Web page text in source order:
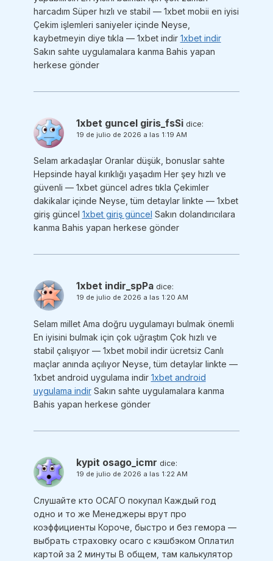
harcadım Süper hızlı ve stabil — 1xbet mobii en iyisi
Çekim işlemleri saniyeler içinde Neyse,
kaybetmeyin diye tıkla — 1xbet indir 1xbet indir
Sakın sahte uygulamalara kanma Bahis yapan
herkese gönder
1xbet guncel giris_fsSi dice:
19 de julio de 2026 a las 1:19 AM
Selam arkadaşlar Oranlar düşük, bonuslar sahte
Hepsinde hayal kırıklığı yaşadım Her şey hızlı ve
güvenli — 1xbet güncel adres tıkla Çekimler
dakikalar içinde Neyse, tüm detaylar linkte — 1xbet
giriş güncel 1xbet giriş güncel Sakın dolandırıcılara
kanma Bahis yapan herkese gönder
1xbet indir_spPa dice:
19 de julio de 2026 a las 1:20 AM
Selam millet Ama doğru uygulamayı bulmak önemli
En iyisini bulmak için çok uğraştım Çok hızlı ve
stabil çalışıyor — 1xbet mobil indir ücretsiz Canlı
maçlar anında açılıyor Neyse, tüm detaylar linkte —
1xbet android uygulama indir 1xbet android
uygulama indirSakın sahte uygulamalara kanma
Bahis yapan herkese gönder
kypit osago_icmr dice:
19 de julio de 2026 a las 1:22 AM
Слушайте кто ОСАГО покупал Каждый год
одно и то же Менеджеры врут про
коэффициенты Короче, быстро и без гемора —
выбрать страховку осаго с кэшбэком Оплатил
картой за 2 минуты В общем, там калькулятор